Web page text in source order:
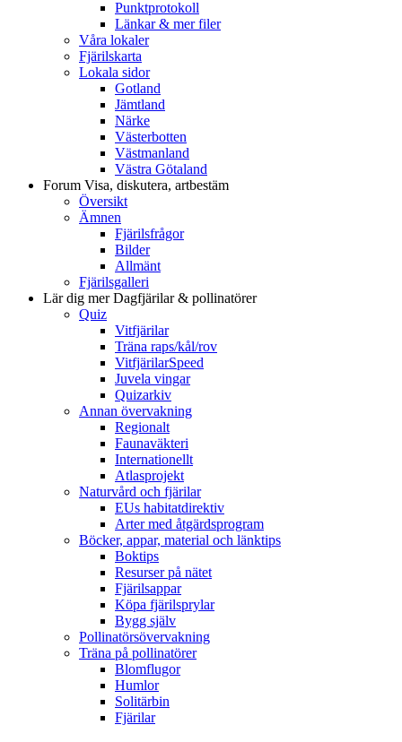
Punktprotokoll
Länkar & mer filer
Våra lokaler
Fjärilskarta
Lokala sidor
Gotland
Jämtland
Närke
Västerbotten
Västmanland
Västra Götaland
Forum Visa, diskutera, artbestäm
Översikt
Ämnen
Fjärilsfrågor
Bilder
Allmänt
Fjärilsgalleri
Lär dig merDagfjärilar & pollinatörer
Quiz
Vitfjärilar
Träna raps/kål/rov
VitfjärilarSpeed
Juvela vingar
Quizarkiv
Annan övervakning
Regionalt
Faunaväkteri
Internationellt
Atlasprojekt
Naturvård och fjärilar
EUs habitatdirektiv
Arter med åtgärdsprogram
Böcker, appar, material och länktips
Boktips
Resurser på nätet
Fjärilsappar
Köpa fjärilsprylar
Bygg själv
Pollinatörsövervakning
Träna på pollinatörer
Blomflugor
Humlor
Solitärbin
Fjärilar